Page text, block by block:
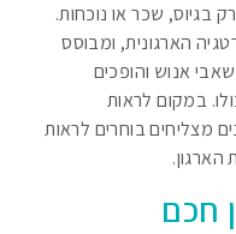
בגיוס, שכר או נוכחות.
הארגונית, ומבוסס
אנוש והופכים
במקום לראות
מצליחים בוחרים לראות
חכם